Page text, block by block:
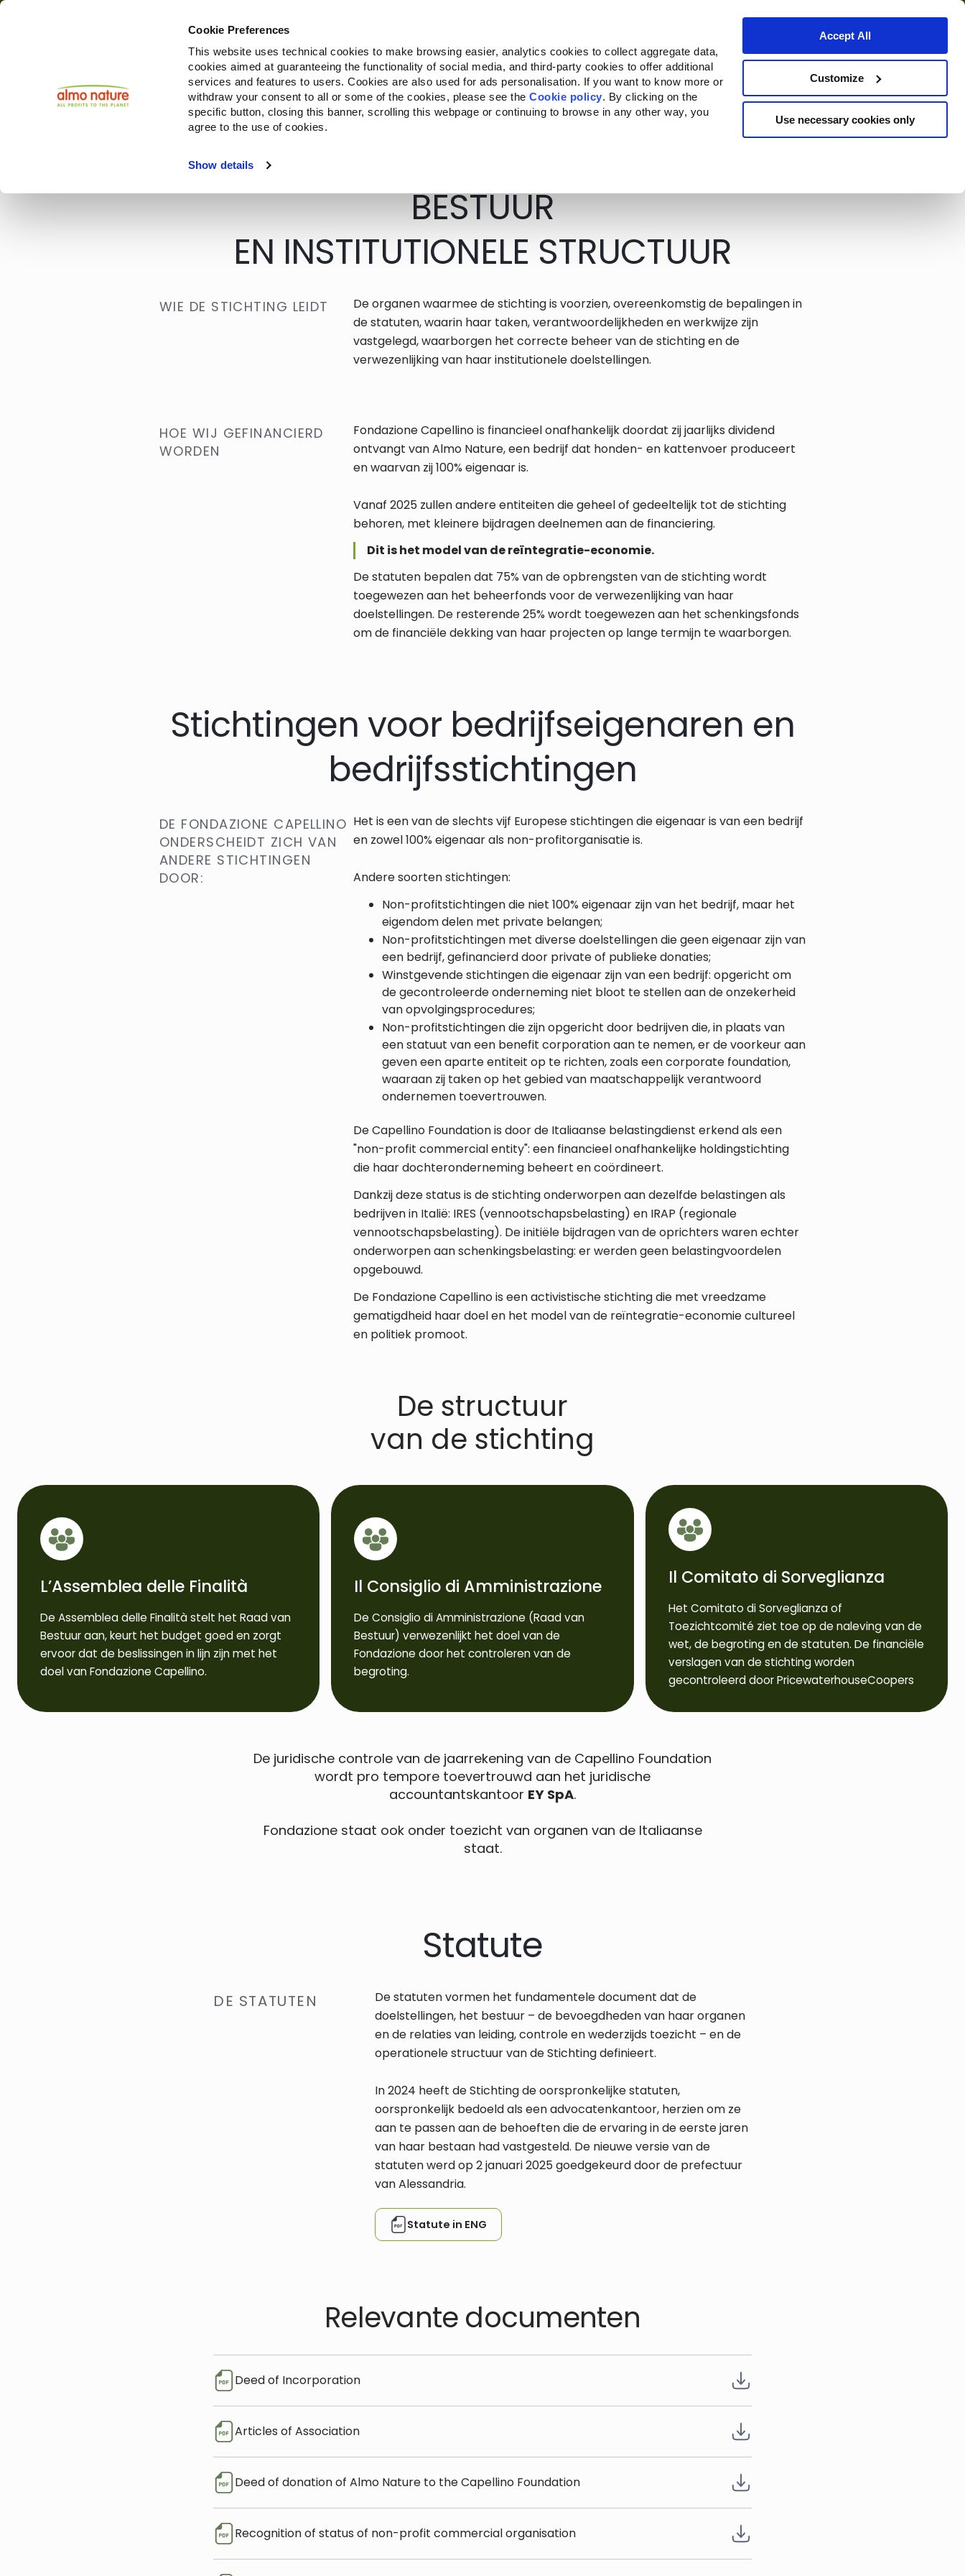
Cookie Preferences
This website uses technical cookies to make browsing easier, analytics cookies to collect aggregate data,
cookies aimed at guaranteeing the functionality of social media, and third-party cookies to offer additional
services and features to users. Cookies are also used for ads personalisation. If you want to know more or
withdraw your consent to all or some of the cookies, please see theCookie policy. By clicking on the
specific button, closing this banner, scrolling this webpage or continuing to browse in any other way, you
agree to the use of cookies.
Show details
Accept All
Customize
Use necessary cookies only
Restoring Biodiversity Climate Change Impact on Biodiversity Villa Fortuna Da Fondazione
Choose another country or region to see content specific to your location.
BESTUUR
EN INSTITUTIONELE STRUCTUUR
WIE DE STICHTING LEIDT
De organen waarmee de stichting is voorzien, overeenkomstig de bepalingen in
de statuten, waarin haar taken, verantwoordelijkheden en werkwijze zijn
vastgelegd, waarborgen het correcte beheer van de stichting en de
verwezenlijking van haar institutionele doelstellingen.
HOE WIJ GEFINANCIERD
WORDEN
Fondazione Capellino is financieel onafhankelijk doordat zij jaarlijks dividend
ontvangt van Almo Nature, een bedrijf dat honden- en kattenvoer produceert
en waarvan zij 100% eigenaar is.
Vanaf 2025 zullen andere entiteiten die geheel of gedeeltelijk tot de stichting
behoren, met kleinere bijdragen deelnemen aan de financiering.
Dit is het model van de reïntegratie-economie.
De statuten bepalen dat 75% van de opbrengsten van de stichting wordt
toegewezen aan het beheerfonds voor de verwezenlijking van haar
doelstellingen. De resterende 25% wordt toegewezen aan het schenkingsfonds
om de financiële dekking van haar projecten op lange termijn te waarborgen.
Stichtingen voor bedrijfseigenaren en
bedrijfsstichtingen
DE FONDAZIONE CAPELLINO
ONDERSCHEIDT ZICH VAN
ANDERE STICHTINGEN
DOOR:
Het is een van de slechts vijf Europese stichtingen die eigenaar is van een bedrijf
en zowel 100% eigenaar als non-profitorganisatie is.
Andere soorten stichtingen:
Non-profitstichtingen die niet 100% eigenaar zijn van het bedrijf, maar het
eigendom delen met private belangen;
Non-profitstichtingen met diverse doelstellingen die geen eigenaar zijn van
een bedrijf, gefinancierd door private of publieke donaties;
Winstgevende stichtingen die eigenaar zijn van een bedrijf: opgericht om
de gecontroleerde onderneming niet bloot te stellen aan de onzekerheid
van opvolgingsprocedures;
Non-profitstichtingen die zijn opgericht door bedrijven die, in plaats van
een statuut van een benefit corporation aan te nemen, er de voorkeur aan
geven een aparte entiteit op te richten, zoals een corporate foundation,
waaraan zij taken op het gebied van maatschappelijk verantwoord
ondernemen toevertrouwen.
De Capellino Foundation is door de Italiaanse belastingdienst erkend als een
"non-profit commercial entity": een financieel onafhankelijke holdingstichting
die haar dochteronderneming beheert en coördineert.
Dankzij deze status is de stichting onderworpen aan dezelfde belastingen als
bedrijven in Italië: IRES (vennootschapsbelasting) en IRAP (regionale
vennootschapsbelasting). De initiële bijdragen van de oprichters waren echter
onderworpen aan schenkingsbelasting: er werden geen belastingvoordelen
opgebouwd.
De Fondazione Capellino is een activistische stichting die met vreedzame
gematigdheid haar doel en het model van de reïntegratie-economie cultureel
en politiek promoot.
De structuur
van de stichting
L’Assemblea delle Finalità
De Assemblea delle Finalità stelt het Raad van
Bestuur aan, keurt het budget goed en zorgt
ervoor dat de beslissingen in lijn zijn met het
doel van Fondazione Capellino.
Il Consiglio di Amministrazione
De Consiglio di Amministrazione (Raad van
Bestuur) verwezenlijkt het doel van de
Fondazione door het controleren van de
begroting.
Il Comitato di Sorveglianza
Het Comitato di Sorveglianza of
Toezichtcomité ziet toe op de naleving van de
wet, de begroting en de statuten. De financiële
verslagen van de stichting worden
gecontroleerd door PricewaterhouseCoopers
De juridische controle van de jaarrekening van de Capellino Foundation
wordt pro tempore toevertrouwd aan het juridische
accountantskantoor EY SpA.
Fondazione staat ook onder toezicht van organen van de Italiaanse
staat.
Statute
DE STATUTEN
De statuten vormen het fundamentele document dat de
doelstellingen, het bestuur – de bevoegdheden van haar organen
en de relaties van leiding, controle en wederzijds toezicht – en de
operationele structuur van de Stichting definieert.
In 2024 heeft de Stichting de oorspronkelijke statuten,
oorspronkelijk bedoeld als een advocatenkantoor, herzien om ze
aan te passen aan de behoeften die de ervaring in de eerste jaren
van haar bestaan had vastgesteld. De nieuwe versie van de
statuten werd op 2 januari 2025 goedgekeurd door de prefectuur
van Alessandria.
Statute in ENG
Relevante documenten
Deed of Incorporation
Articles of Association
Deed of donation of Almo Nature to the Capellino Foundation
Recognition of status of non-profit commercial organisation